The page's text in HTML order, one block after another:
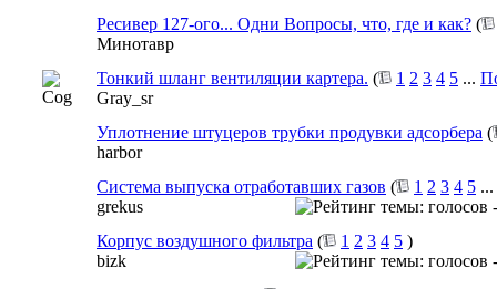
Ресивер 127-ого... Одни Вопросы, что, где и как? (
Минотавр
Тонкий шланг вентиляции картера. ( 1 2 3 4 5 ...
Gray_sr
Уплотнение штуцеров трубки продувки адсорбера (
harbor
Система выпуска отработавших газов ( 1 2 3 4 5 ...
grekus
Корпус воздушного фильтра ( 1 2 3 4 5 )
bizk